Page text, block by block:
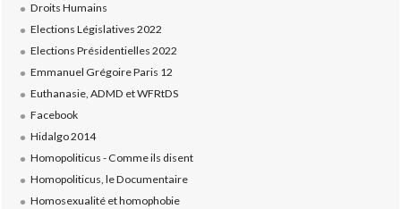
Droits Humains
Elections Législatives 2022
Elections Présidentielles 2022
Emmanuel Grégoire Paris 12
Euthanasie, ADMD et WFRtDS
Facebook
Hidalgo 2014
Homopoliticus - Comme ils disent
Homopoliticus, le Documentaire
Homosexualité et homophobie